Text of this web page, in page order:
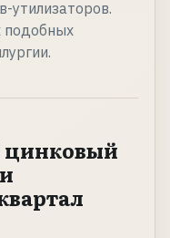
утилизаторов.
подобных
цинковый